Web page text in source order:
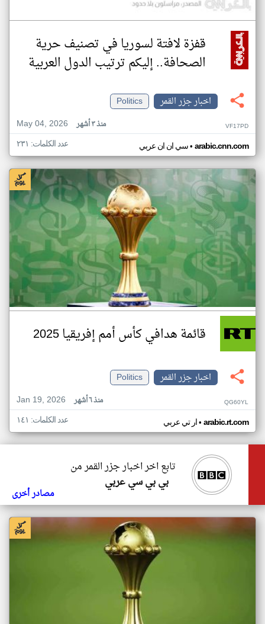
قفزة لافتة لسوريا في تصنيف حرية
الصحافة.. إليكم ترتيب الدول العربية
اخبار جزر القمر
Politics
May 04, 2026
منذ ٣ أشهر VF17PD
سي ان ان عربي• arabic.cnn.com عدد الكلمات: ٢٣١
قائمة هدافي كأس أمم إفريقيا 2025
اخبار جزر القمر
Politics
Jan 19, 2026
منذ ٦ أشهر QG60YL
ار تي عربي• arabic.rt.com عدد الكلمات: ١٤١
تابع اخر اخبار جزر القمر من
بي بي سي عربي
مصادر أخرى